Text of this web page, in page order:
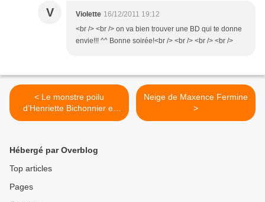
V Violette 16/12/2011 19:12
<br /> <br /> on va bien trouver une BD qui te donne
envie!!! ^^ Bonne soirée!<br /> <br /> <br /> <br />
< Le monstre poilu
d’Henriette Bichonnier et
Pef
Neige de Maxence Fermine
>
Hébergé par Overblog
Top articles
Pages